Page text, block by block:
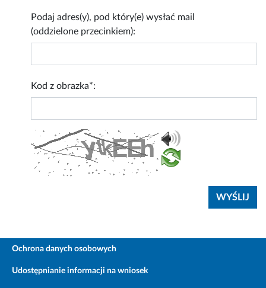
Podaj adres(y), pod który(e) wysłać mail
(oddzielone przecinkiem):
Kod z obrazka*:
Ochrona danych osobowych
Udostępnianie informacji na wniosek